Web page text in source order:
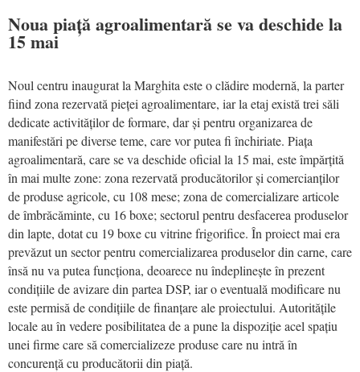
Noua piață agroalimentară se va deschide la
15 mai
Noul centru inaugurat la Marghita este o clădire modernă, la parter
fiind zona rezervată pieței agroalimentare, iar la etaj există trei săli
dedicate activităților de formare, dar și pentru organizarea de
manifestări pe diverse teme, care vor putea fi închiriate. Piața
agroalimentară, care se va deschide oficial la 15 mai, este împărțită
în mai multe zone: zona rezervată producătorilor și comercianților
de produse agricole, cu 108 mese; zona de comercializare articole
de îmbrăcăminte, cu 16 boxe; sectorul pentru desfacerea produselor
din lapte, dotat cu 19 boxe cu vitrine frigorifice. În proiect mai era
prevăzut un sector pentru comercializarea produselor din carne, care
însă nu va putea funcționa, deoarece nu îndeplinește în prezent
condițiile de avizare din partea DSP, iar o eventuală modificare nu
este permisă de condițiile de finanțare ale proiectului. Autoritățile
locale au în vedere posibilitatea de a pune la dispoziție acel spațiu
unei firme care să comercializeze produse care nu intră în
concurență cu producătorii din piață.